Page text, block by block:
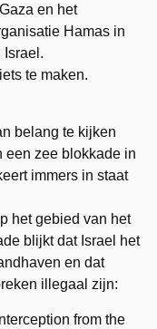
en het
Hamas in
Israel.
te maken.
belang te kijken
een zee blokkade in
immers in staat
het gebied van het
blijkt dat Israel het
en dat
illegaal zijn:
from the